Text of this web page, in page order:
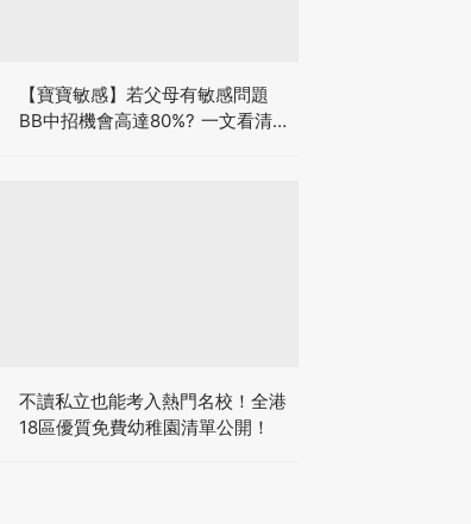
【寶寶敏感】若父母有敏感問題
BB中招機會高達80%? 一文看清預
不讀私立也能考入熱門名校！全港
18區優質免費幼稚園清單公開！